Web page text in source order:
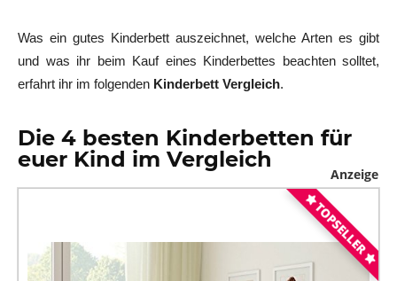
Was ein gutes Kinderbett auszeichnet, welche Arten es gibt
und was ihr beim Kauf eines Kinderbettes beachten solltet,
erfahrt ihr im folgenden Kinderbett Vergleich.
Die 4 besten Kinderbetten für
euer Kind im Vergleich